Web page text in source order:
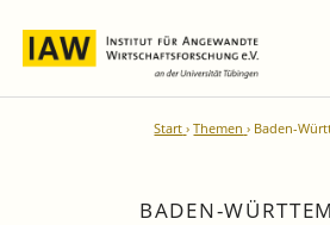
Start Themen Baden-
BADEN-